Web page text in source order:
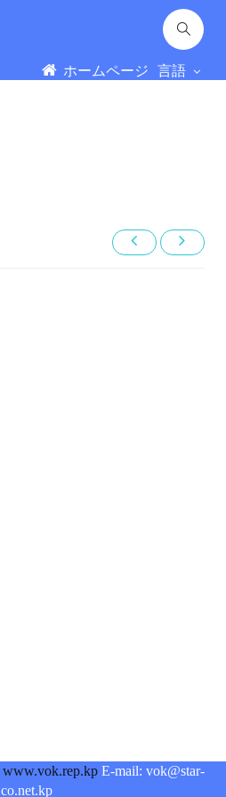
ホームページ 言語
www.vok.rep.kpE-mail: vok@star-
co.net.kp